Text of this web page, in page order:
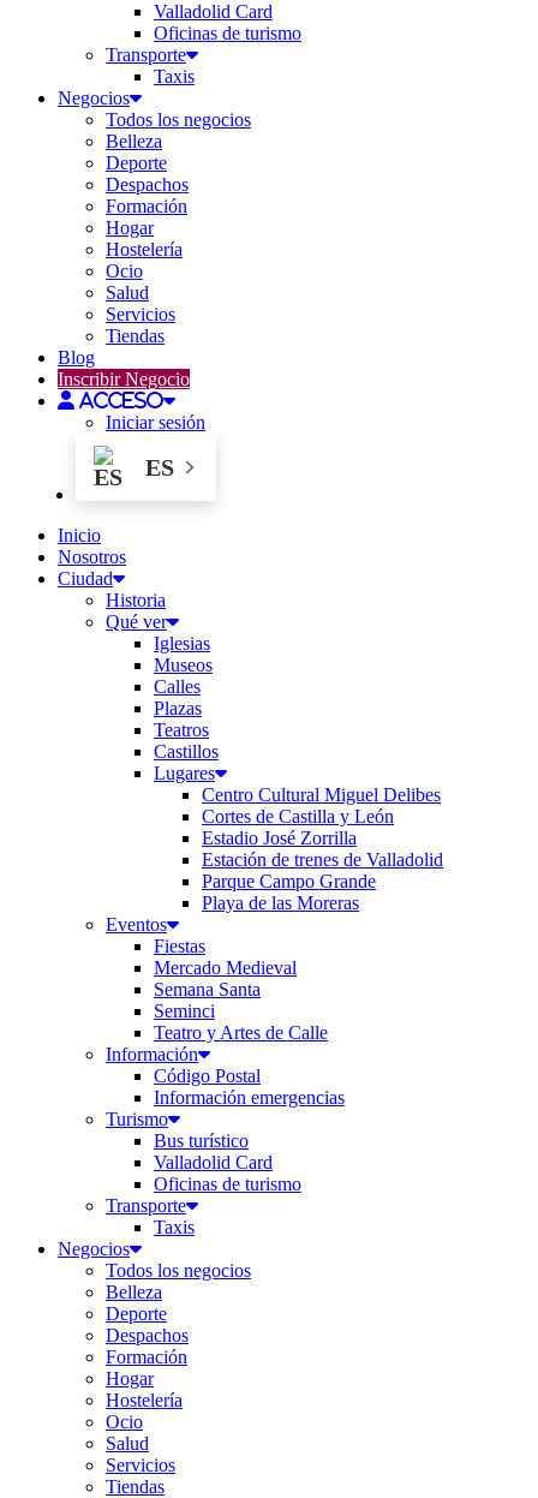
Valladolid Card
Oficinas de turismo
Transporte
Taxis
Negocios
Todos los negocios
Belleza
Deporte
Despachos
Formación
Hogar
Hostelería
Ocio
Salud
Servicios
Tiendas
Blog
Inscribir Negocio
Acceso
Iniciar sesión
ES
Inicio
Nosotros
Ciudad
Historia
Qué ver
Iglesias
Museos
Calles
Plazas
Teatros
Castillos
Lugares
Centro Cultural Miguel Delibes
Cortes de Castilla y León
Estadio José Zorrilla
Estación de trenes de Valladolid
Parque Campo Grande
Playa de las Moreras
Eventos
Fiestas
Mercado Medieval
Semana Santa
Seminci
Teatro y Artes de Calle
Información
Código Postal
Información emergencias
Turismo
Bus turístico
Valladolid Card
Oficinas de turismo
Transporte
Taxis
Negocios
Todos los negocios
Belleza
Deporte
Despachos
Formación
Hogar
Hostelería
Ocio
Salud
Servicios
Tiendas